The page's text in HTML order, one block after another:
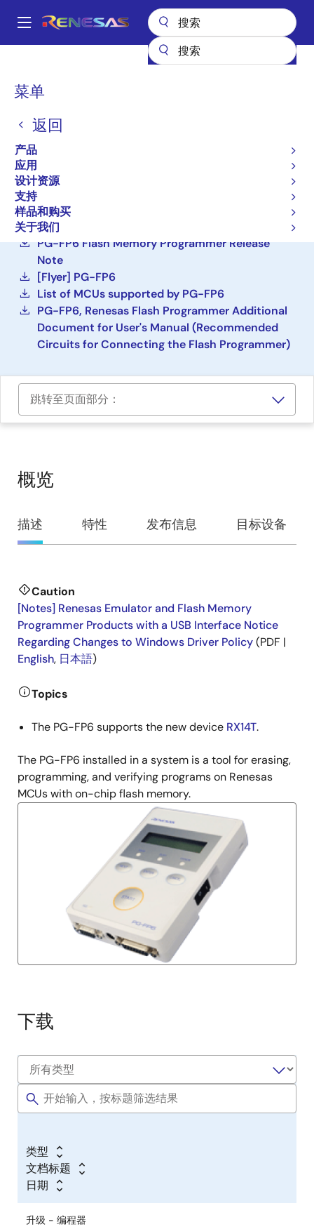
到
Main
菜单
返回
产品
应用
设计资源
支持
样品和购买
关于我们
面
屑
PG-FP6
有效
编程器（单元/软件）
立即订购
PG-FP6 V1.20 Flash Memory Programmer User's
Manual
PG-FP6 Flash Memory Programmer Release
Note
[Flyer] PG-FP6
List of MCUs supported by PG-FP6
PG-FP6, Renesas Flash Programmer Additional
Document for User's Manual (Recommended
Circuits for Connecting the Flash Programmer)
跳转至页面部分：
概览
概
览
描述 特性 发布信息 目标设备
描
述
Caution
[Notes] Renesas Emulator and Flash Memory
Programmer Products with a USB Interface Notice
Regarding Changes to Windows Driver Policy(PDF |
English, 日本語)
Topics
The PG-FP6 supports the new device RX14T.
The PG-FP6 installed in a system is a tool for erasing,
programming, and verifying programs on Renesas
MCUs with on-chip flash memory.
下载
类型
文档标题
日期
升级 - 编程器